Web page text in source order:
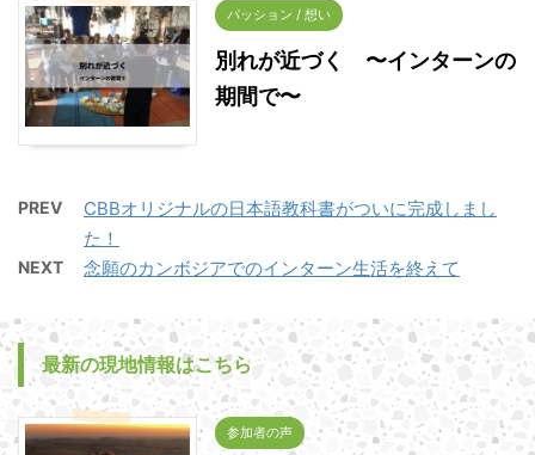
パッション / 想い
別れが近づく 〜インターンの
期間で〜
PREV
CBBオリジナルの日本語教科書がついに完成しまし
た！
NEXT 念願のカンボジアでのインターン生活を終えて
最新の現地情報はこちら
参加者の声